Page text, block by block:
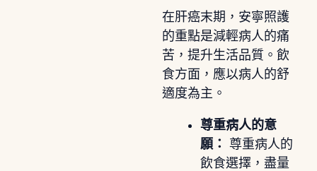
在肝癌末期，安寧照護
的重點是減輕病人的痛
苦，提升生活品質。飲
食方面，應以病人的舒
適度為主。
尊重病人的意
願： 尊重病人的
飲食選擇，盡量